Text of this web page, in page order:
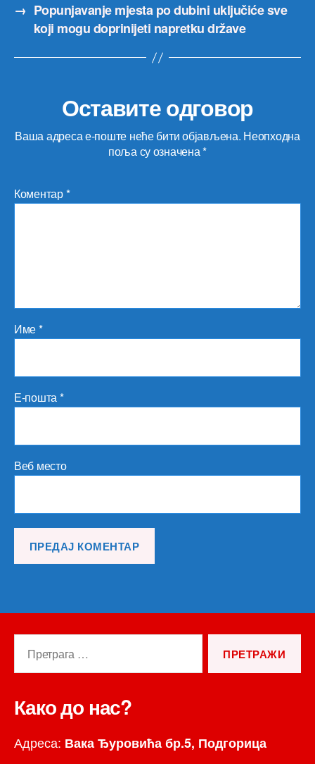
→ Popunjavanje mjesta po dubini uključiće sve
koji mogu doprinijeti napretku države
Оставите одговор
Ваша адреса е-поште неће бити објављена. Неопходна
поља су означена*
Коментар*
Име*
Е-пошта*
Веб место
Како до нас?
Адреса: Вака Ђуровића бр.5, Подгорица